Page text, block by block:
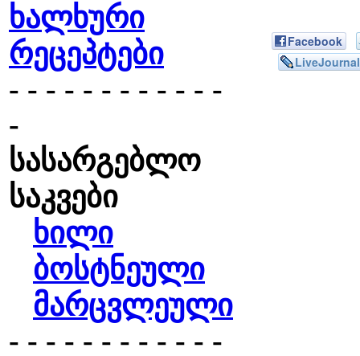
ხალხური
რეცეპტები
- - - - - - - - - - - -
-
სასარგებლო
საკვები
ხილი
ბოსტნეული
მარცვლეული
- - - - - - - - - - - -
Facebook
LiveJournal